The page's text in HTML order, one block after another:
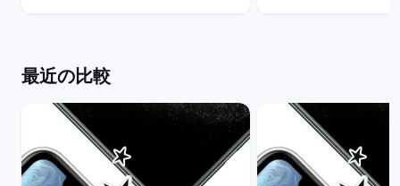
最近の比較